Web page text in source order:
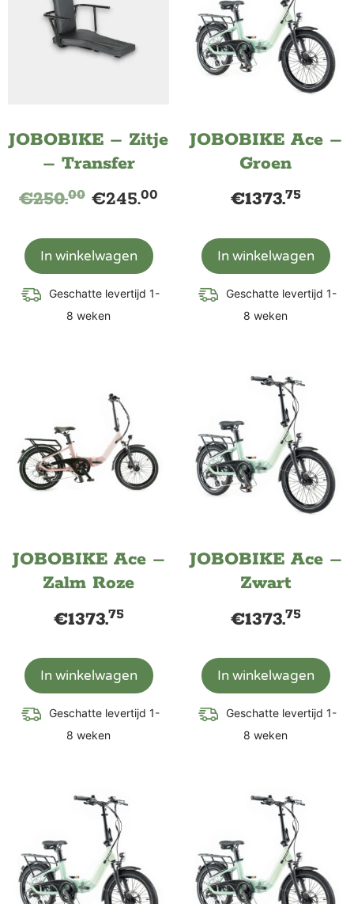
JOBOBIKE – Zitje
– Transfer
€250.00 €245.00
In winkelwagen
Geschatte levertijd 1-
8 weken
JOBOBIKE Ace –
Groen
€1373.75
In winkelwagen
Geschatte levertijd 1-
8 weken
JOBOBIKE Ace –
Zalm Roze
€1373.75
In winkelwagen
Geschatte levertijd 1-
8 weken
JOBOBIKE Ace –
Zwart
€1373.75
In winkelwagen
Geschatte levertijd 1-
8 weken